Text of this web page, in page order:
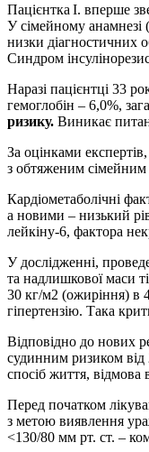
Пацієнтка І. вперше
У сімейному анамнезі
низки діа­гностичних
Синдром
Наразі пацієнтці 33
гемоглобін – 6,0%,
ризику. Виникає
За оцінками
з обтяженим сімейним
Кардіометаболічні
а новими – низький
лейкіну‑6, фактора
У дослідженні,
та надлишкової маси
30 кг/м2 (ожиріння) в
гіпертензію. Така
Відповідно до нових
судинним ризиком від
спосіб життя, відмова
Перед початком
з метою виявлення
<130/80 мм рт. ст. –